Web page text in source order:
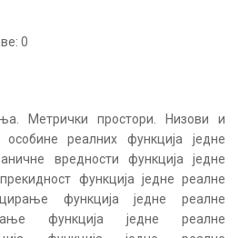
0
Метрички простори. Низови и
особине реалних функција једне
вредности функција једне
функција једне реалне
функција једне реалне
функција једне реалне